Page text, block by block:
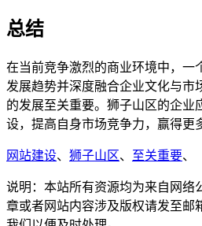
总结
在当前竞争激烈的商业环境中，一
发展趋势并深度融合企业文化与市
的发展至关重要。狮子山区的企业
设，提高自身市场竞争力，赢得更
网站建设、 狮子山区、 至关重要、
说明：本站所有资源均为来自网络
章或者网站内容涉及版权请发至邮